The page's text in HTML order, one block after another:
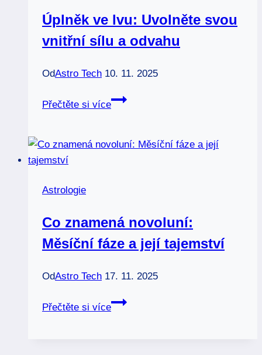
pozorovat
Úplněk ve lvu: Uvolněte svou
vnitřní sílu a odvahu
OdAstro Tech 10. 11. 2025
Přečtěte si více
Úplněk
Uvolněte
odvahu
Astrologie
Co znamená novoluní:
Měsíční fáze a její tajemství
OdAstro Tech 17. 11. 2025
Přečtěte si více
Co